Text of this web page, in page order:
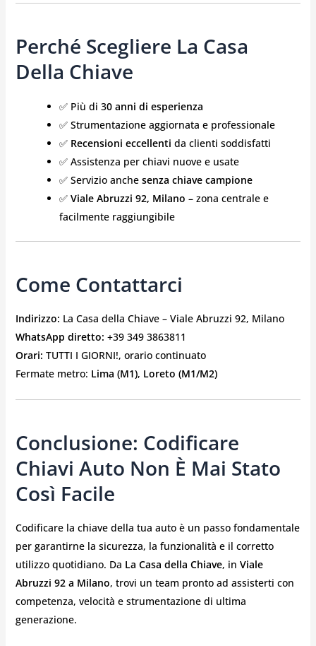
Perché Scegliere La Casa
Della Chiave
✅ Più di 30 anni di esperienza
✅ Strumentazione aggiornata e professionale
✅ Recensioni eccellenti da clienti soddisfatti
✅ Assistenza per chiavi nuove e usate
✅ Servizio anche senza chiave campione
✅ Viale Abruzzi 92, Milano – zona centrale e
facilmente raggiungibile
Come Contattarci
Indirizzo: La Casa della Chiave – Viale Abruzzi 92, Milano
WhatsApp diretto: +39 349 3863811
Orari: TUTTI I GIORNI!, orario continuato
Fermate metro: Lima (M1), Loreto (M1/M2)
Conclusione: Codificare
Chiavi Auto Non È Mai Stato
Così Facile
Codificare la chiave della tua auto è un passo fondamentale
per garantirne la sicurezza, la funzionalità e il corretto
utilizzo quotidiano. Da La Casa della Chiave, in Viale
Abruzzi 92 a Milano, trovi un team pronto ad assisterti con
competenza, velocità e strumentazione di ultima
generazione.